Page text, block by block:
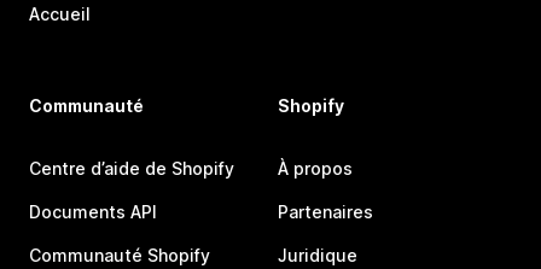
Accueil
Communauté
Centre d’aide de Shopify
Documents API
Communauté Shopify
Shopify
À propos
Partenaires
Juridique